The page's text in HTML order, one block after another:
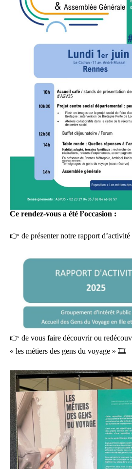
Ce rendez-vous a été l’occasion :
👉 de présenter notre rapport d’activité
👉 de vous faire découvrir ou
« les métiers des gens du voyage » 🎞